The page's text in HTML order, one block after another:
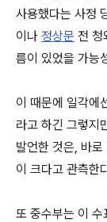
사용했다는 사정
이나 정상문 전 청
름이 있었을 가능
이 때문에 일각에
라고 하긴 그렇지
발언한 것은, 바
이 크다고 관측한
또 중수부는 이 수